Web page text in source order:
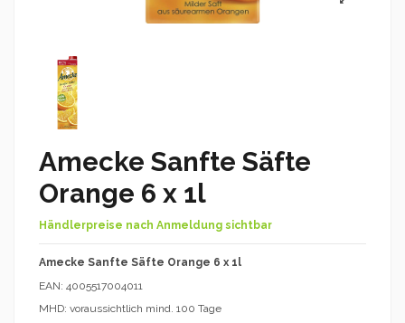
Amecke Sanfte Säfte
Orange 6 x 1l
Händlerpreise nach Anmeldung sichtbar
Amecke Sanfte Säfte Orange 6 x 1l
EAN: 4005517004011
MHD: voraussichtlich mind. 100 Tage